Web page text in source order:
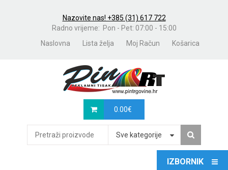
Nazovite nas! +385 (31) 617 722
Radno vrijeme: Pon - Pet: 07:00 - 15:00
Naslovna
Lista želja Moj Račun Košarica
0.00€
Sve kategorije